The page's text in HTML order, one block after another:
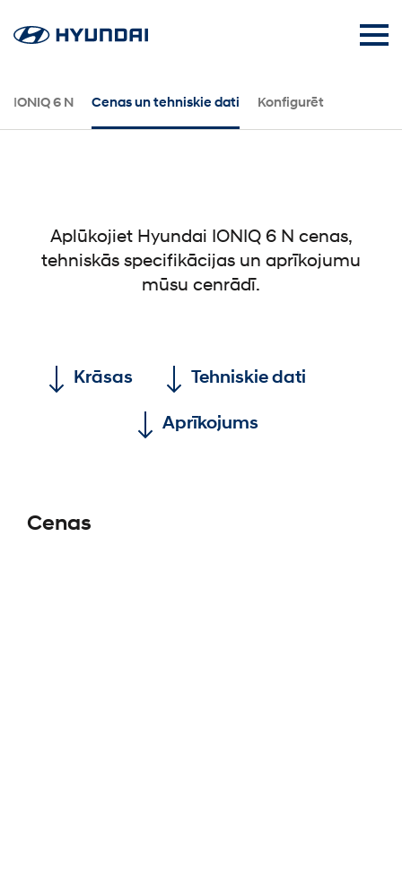
IONIQ 6 N Cenas un tehniskie dati Konfigurēt
Aplūkojiet Hyundai IONIQ 6 N cenas,
tehniskās specifikācijas un aprīkojumu
mūsu cenrādī.
Krāsas Tehniskie dati
Aprīkojums
Cenas